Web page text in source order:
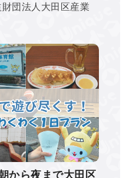
団法人大田区産業
から夜まで大田区